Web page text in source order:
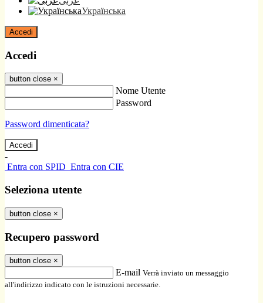
Українська
Accedi
Accedi
button close ×
Nome Utente
Password
Password dimenticata?
-
Entra con SPID Entra con CIE
Seleziona utente
button close ×
Recupero password
button close ×
E-mail Verrà inviato un messaggio
all'indirizzo indicato con le istruzioni necessarie.